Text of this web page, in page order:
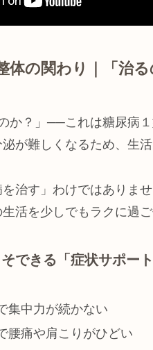
体の関わり｜「治
か？」──これは糖尿病
が難しくなるため、生
治す」わけではありま
活を少しでもラクに過
できる「症状サポー
集中力が続かない
腰痛や肩こりがひどい